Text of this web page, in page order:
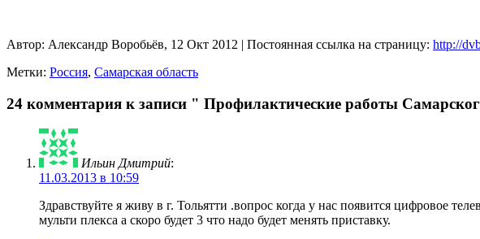
Автор: Александр Воробьёв, 12 Окт 2012 | Постоянная ссылка на страницу: http://
Метки: Россия, Самарская область
24 комментария к записи " Профилактические работы
Ильин Дмитрий:
11.03.2013 в 10:59
Здравствуйте я живу в г. Тольятти .вопрос когда у нас появится цифровое
мульти плекса а скоро будет 3 что надо будет менять приставку.